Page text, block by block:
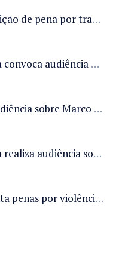
PL 82/26 proíbe remição de pena por trabalho em funções militares para condenados por crimes contra o Estado Democrático de Direito
Comissão da Câmara convoca audiência para discutir misoginia nas escolas e universidades após divulgação de listas misóginas
Câmara promove audiência sobre Marco de Fomento à Economia Digital e impactos da inteligência artificial
Comissão da Câmara realiza audiência sobre apostas online para medir o tamanho do mercado ilegal
Lei 15.487/26 aumenta penas por violência sexual digital contra crianças e adolescentes e autoriza ronda virtual para investigação